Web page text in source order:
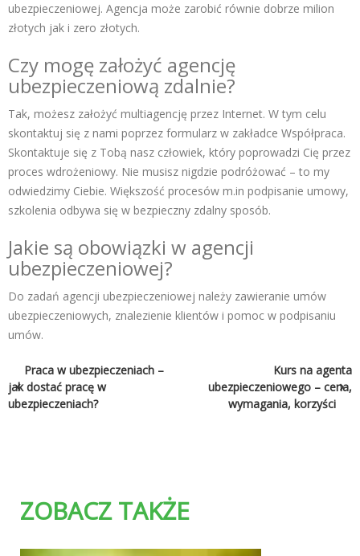
ubezpieczeniowej. Agencja może zarobić równie dobrze milion
złotych jak i zero złotych.
Czy mogę założyć agencję
ubezpieczeniową zdalnie?
Tak, możesz założyć multiagencję przez Internet. W tym celu
skontaktuj się z nami poprzez formularz w zakładce Współpraca.
Skontaktuje się z Tobą nasz człowiek, który poprowadzi Cię przez
proces wdrożeniowy. Nie musisz nigdzie podróżować – to my
odwiedzimy Ciebie. Większość procesów m.in podpisanie umowy,
szkolenia odbywa się w bezpieczny zdalny sposób.
Jakie są obowiązki w agencji
ubezpieczeniowej?
Do zadań agencji ubezpieczeniowej należy zawieranie umów
ubezpieczeniowych, znalezienie klientów i pomoc w podpisaniu
umów.
Nawigacja
wpisu
Praca w ubezpieczeniach –
jak dostać pracę w
ubezpieczeniach?
Kurs na agenta
ubezpieczeniowego – cena,
wymagania, korzyści
ZOBACZ TAKŻE